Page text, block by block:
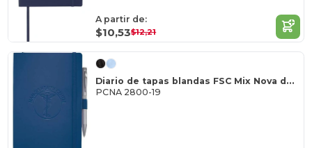
A partir de:
$10,53$12,21
Diario de tapas blandas FSC Mix Nova de 5,5 x 8,5 pulgadas
PCNA 2800-19